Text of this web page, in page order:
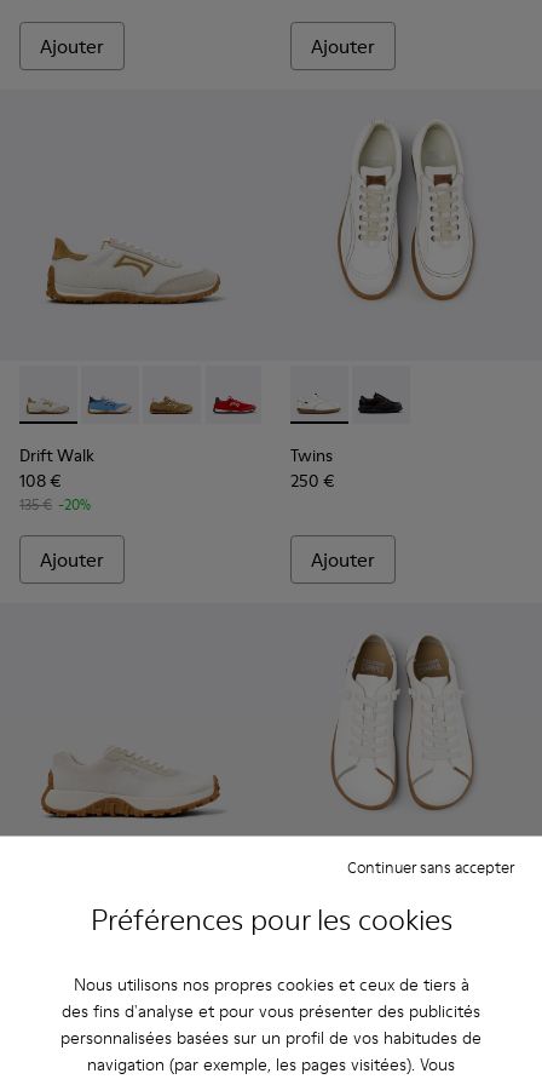
Préférences pour les cookies
Nous utilisons nos propres cookies et ceux de tiers à
des fins d'analyse et pour vous présenter des publicités
personnalisées basées sur un profil de vos habitudes de
navigation (par exemple, les pages visitées). Vous
Continuer sans accepter
Ajouter Ajouter
Drift Walk - K201886-001 - Baskets multicolores en textile
Drift Walk - K201886-008
Drift Walk - K201886-006 - Baskets
Drift Walk - K201886-004
Drift Walk - K201886-003
Drift Walk
108 €
135 € -20%
Ajouter
Twins - 27651-135 -
Twins - 27651-136
Twins
250 €
Ajouter
Drift Trail - K201872-001 - Baskets beiges en matériaux
Drift Trail - K201872-006
Drift Trail - K201872-004
Drift Trail - K201872-003
-30%
Ajouter
Twins - K201928-003 -
Twins - K201928-
250 €
Ajouter